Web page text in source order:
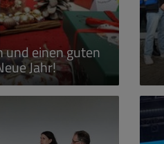
und einen guten
Jahr!